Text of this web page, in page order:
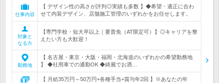
仕事内容
【 デザイン性の高さが評判◎実績も多数 】◆希望・適正に合わ
せて内装デザイン、店舗施工管理のいずれかをお任せします。
対象と
なる方
【専門学校・短大卒以上｜要普免（AT限定可）】◎キャリアを整
えたい方も大歓迎！
勤務地
【 名古屋・東京・大阪・福岡・北海道のいずれかの希望勤務地
】 ◆社用車での通勤OK ◆綺麗でお洒…
【 月給35万円～50万円+各種手当+賞与年2回 】※あなたの年